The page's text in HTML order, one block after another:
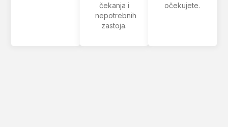
čekanja i
nepotrebnih
zastoja.
očekujete.